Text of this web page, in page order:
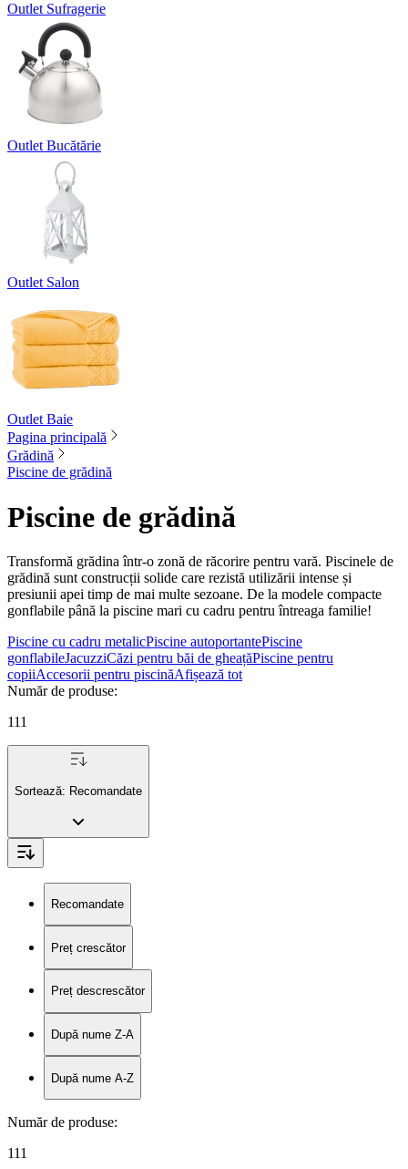
Outlet Sufragerie
Outlet Bucătărie
Outlet Salon
Outlet Baie
Pagina principală
Grădină
Piscine de grădină
Piscine de grădină
Transformă grădina într-o zonă de răcorire pentru vară. Piscinele de
grădină sunt construcții solide care rezistă utilizării intense și
presiunii apei timp de mai multe sezoane. De la modele compacte
gonflabile până la piscine mari cu cadru pentru întreaga familie!
Piscine cu cadru metalicPiscine autoportantePiscine
gonflabileJacuzziCăzi pentru băi de gheațăPiscine pentru
copiiAccesorii pentru piscinăAfișează tot
Număr de produse:
111
Sortează: Recomandate
Recomandate
Preț crescător
Preț descrescător
După nume Z-A
După nume A-Z
Număr de produse:
111